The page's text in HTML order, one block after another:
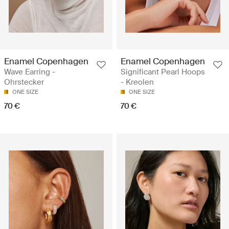
Enamel Copenhagen
Wave Earring -
Ohrstecker
ONE SIZE
70 €
Enamel Copenhagen
Significant Pearl Hoops
- Kreolen
ONE SIZE
70 €